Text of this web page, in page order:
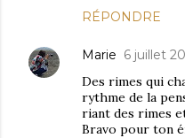
RÉPONDRE
Marie 6 juillet
Des rimes qui
rythme de la
riant des rimes
Bravo pour ton